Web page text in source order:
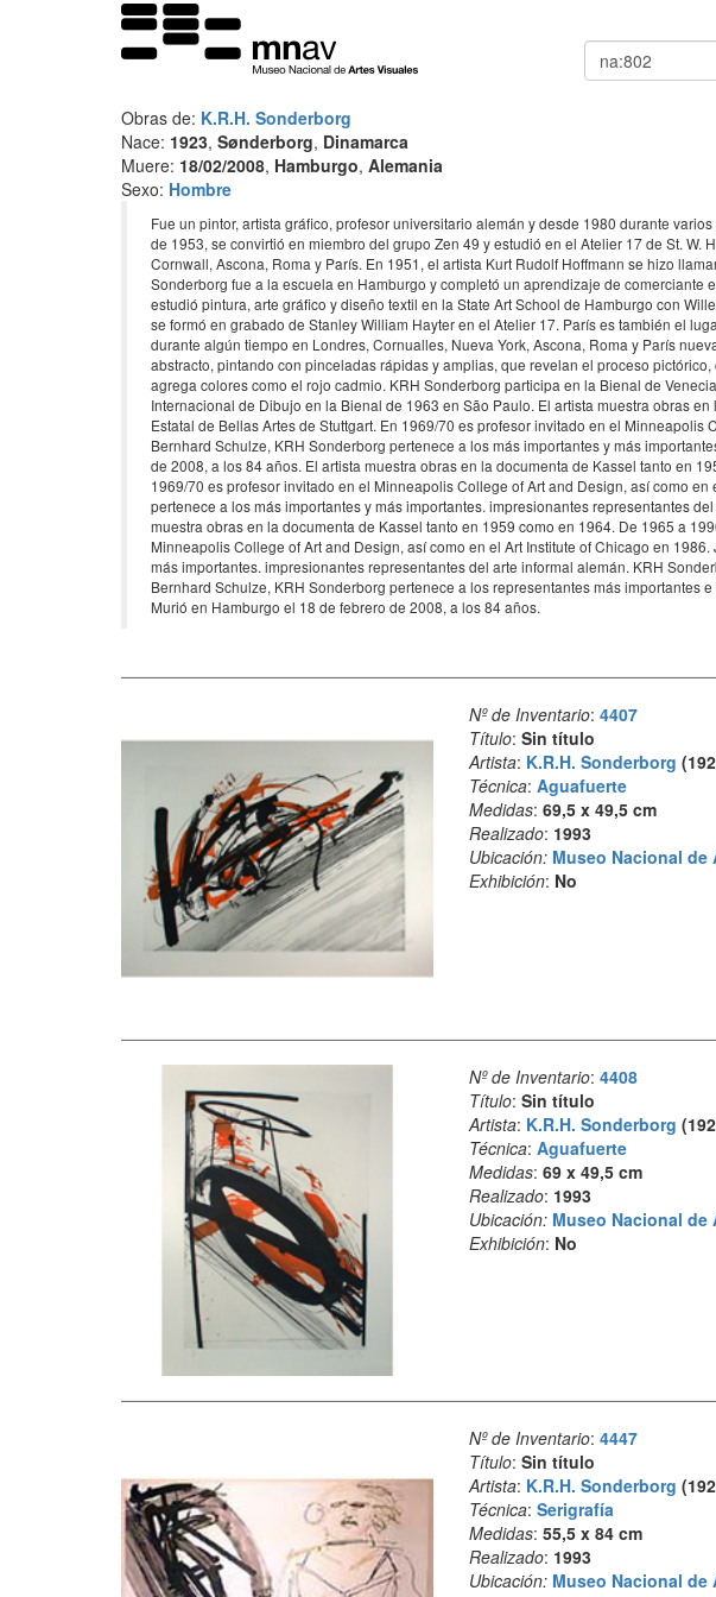
Buscar
Obras de: K.R.H. Sonderborg
Nace: 1923, Sønderborg, Dinamarca
Muere: 18/02/2008, Hamburgo, Alemania
Sexo: Hombre
Fue un pintor, artista gráfico, profesor universitario alemán y desde 1980 durante
de 1953, se convirtió en miembro del grupo Zen 49 y estudió en el Atelier 17 de St.
Cornwall, Ascona, Roma y París. En 1951, el artista Kurt Rudolf Hoffmann se hizo
Sonderborg fue a la escuela en Hamburgo y completó un aprendizaje de
estudió pintura, arte gráfico y diseño textil en la State Art School de Hamburgo con
se formó en grabado de Stanley William Hayter en el Atelier 17. París es también el
durante algún tiempo en Londres, Cornualles, Nueva York, Ascona, Roma y París
abstracto, pintando con pinceladas rápidas y amplias, que revelan el proceso
agrega colores como el rojo cadmio. KRH Sonderborg participa en la Bienal de
Internacional de Dibujo en la Bienal de 1963 en São Paulo. El artista muestra obras
Estatal de Bellas Artes de Stuttgart. En 1969/70 es profesor invitado en el
Bernhard Schulze, KRH Sonderborg pertenece a los más importantes y más
de 2008, a los 84 años. El artista muestra obras en la documenta de Kassel tanto en
1969/70 es profesor invitado en el Minneapolis College of Art and Design, así como
pertenece a los más importantes y más importantes. impresionantes representantes
muestra obras en la documenta de Kassel tanto en 1959 como en 1964. De 1965 a
Minneapolis College of Art and Design, así como en el Art Institute of Chicago en
más importantes. impresionantes representantes del arte informal alemán. KRH
Bernhard Schulze, KRH Sonderborg pertenece a los representantes más importantes
Murió en Hamburgo el 18 de febrero de 2008, a los 84 años.
Nº de Inventario: 4407
Título: Sin título
Artista: K.R.H. Sonderborg
Técnica: Aguafuerte
Medidas: 69,5 x 49,5 cm
Realizado: 1993
Ubicación: Museo Nacional de
Exhibición: No
Nº de Inventario: 4408
Título: Sin título
Artista: K.R.H. Sonderborg
Técnica: Aguafuerte
Medidas: 69 x 49,5 cm
Realizado: 1993
Ubicación: Museo Nacional de
Exhibición: No
Nº de Inventario: 4447
Título: Sin título
Artista: K.R.H. Sonderborg
Técnica: Serigrafía
Medidas: 55,5 x 84 cm
Realizado: 1993
Ubicación: Museo Nacional de